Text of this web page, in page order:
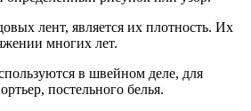
лент, является их плотность. Их
многих лет.
в швейном деле, для
постельного белья.